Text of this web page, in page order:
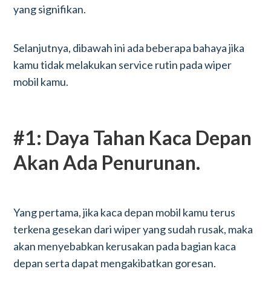
yang signifikan.
Selanjutnya, dibawah ini ada beberapa bahaya jika
kamu tidak melakukan service rutin pada wiper
mobil kamu.
#1: Daya Tahan Kaca Depan
Akan Ada Penurunan.
Yang pertama, jika kaca depan mobil kamu terus
terkena gesekan dari wiper yang sudah rusak, maka
akan menyebabkan kerusakan pada bagian kaca
depan serta dapat mengakibatkan goresan.